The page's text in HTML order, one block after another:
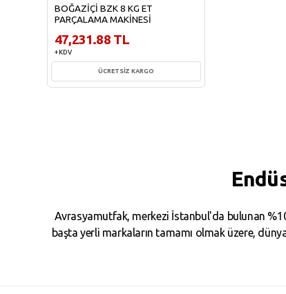
BOĞAZİÇİ BZK 8 KG ET
PARÇALAMA MAKİNESİ
47,231.88 TL
+ KDV
ÜCRETSİZ KARGO
Avrasyamutfak, merkezi İstanbul'da bulunan
başta yerli markaların tamamı olmak üzere,